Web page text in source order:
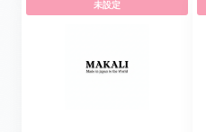
未設定